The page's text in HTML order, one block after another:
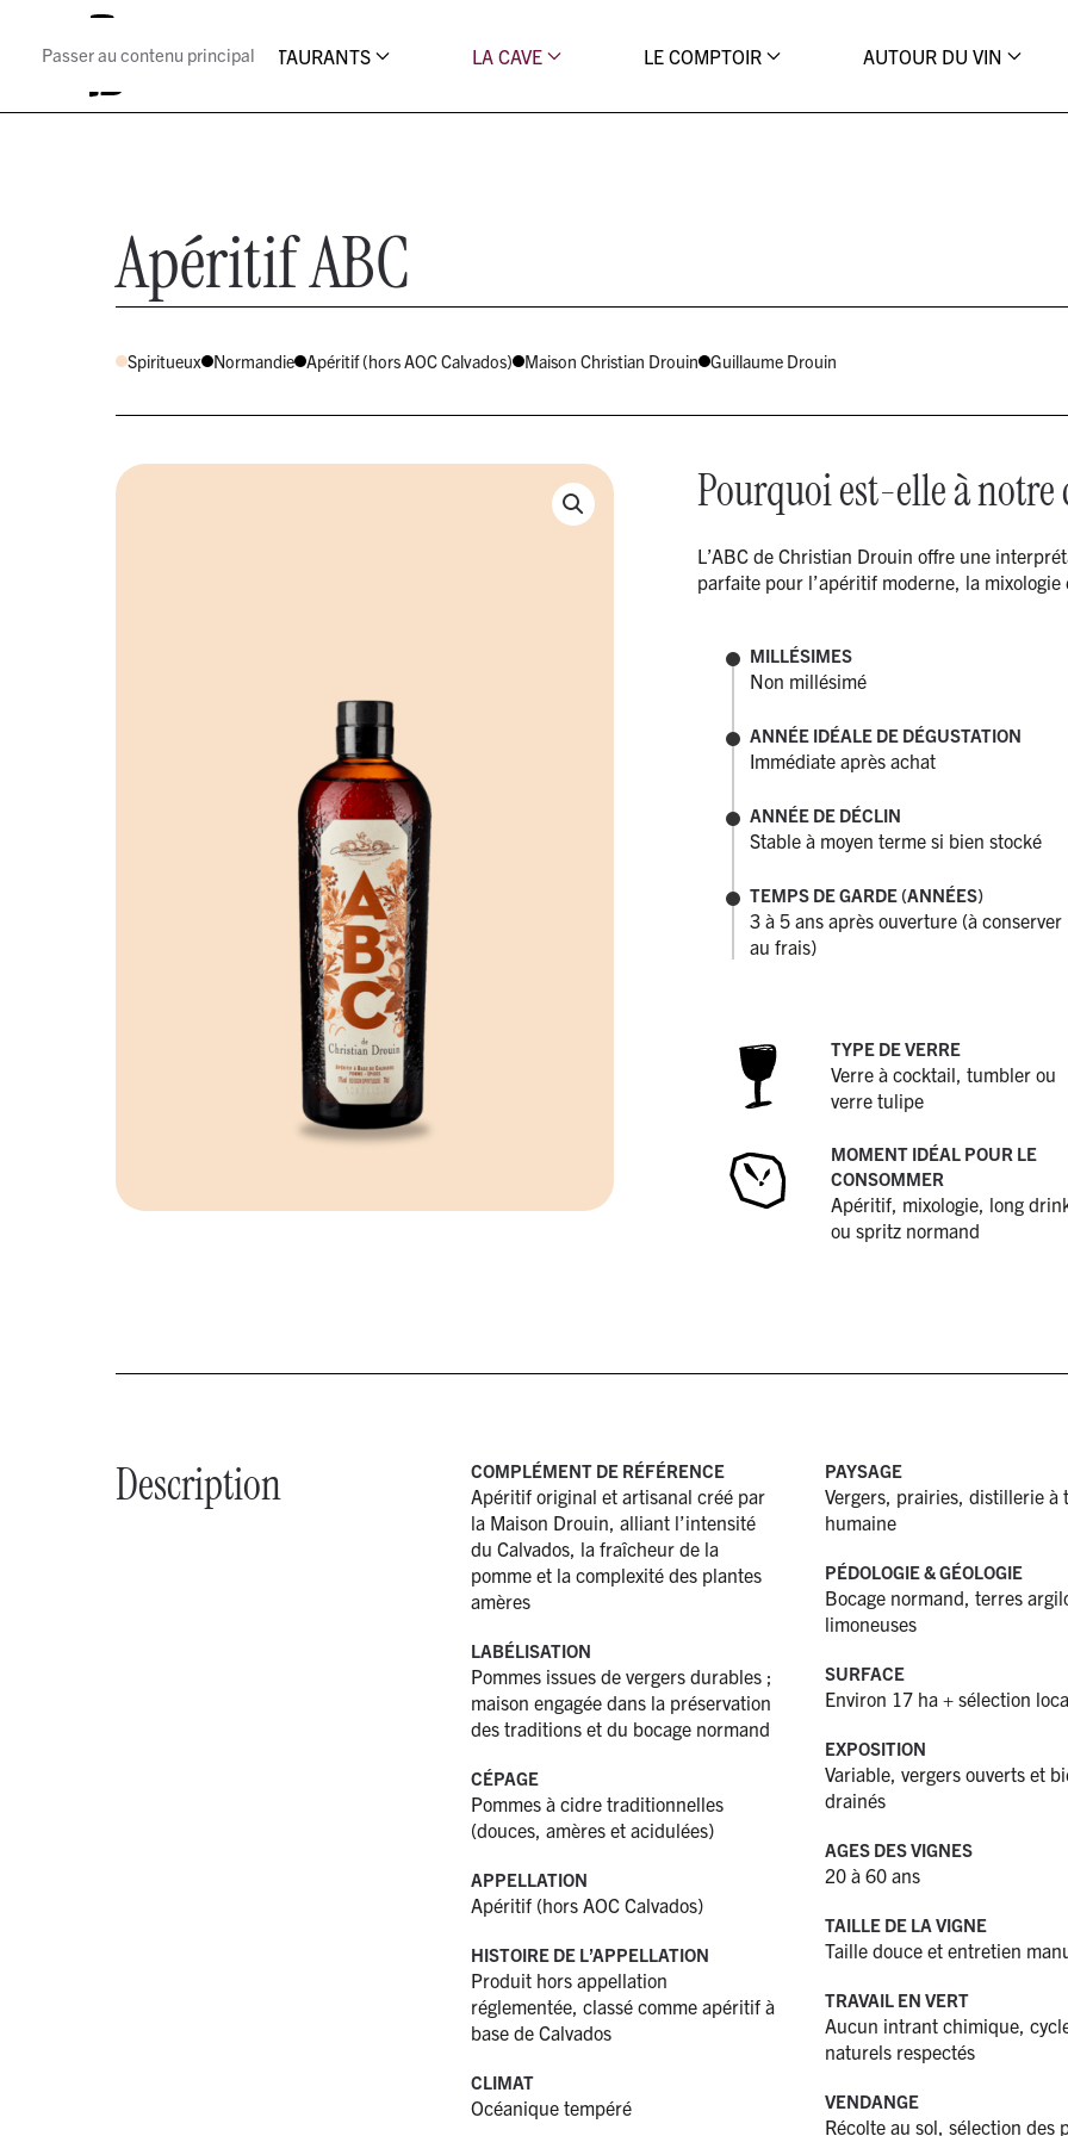
Passer au contenu principalLES RESTAURANTS LA CAVE LE COMPTOIR AUTOUR DU VIN
Apéritif ABC
Spiritueux Normandie Apéritif (hors AOC Calvados) Maison Christian Drouin Guillaume Drouin
Pourquoi est-elle à notre
L’ABC de Christian Drouin offre une
parfaite pour l’apéritif moderne, la
MILLÉSIMES
Non millésimé
ANNÉE IDÉALE DE DÉGUSTATION
Immédiate après achat
ANNÉE DE DÉCLIN
Stable à moyen terme si bien stocké
TEMPS DE GARDE (ANNÉES)
3 à 5 ans après ouverture (à conserver
au frais)
TYPE DE VERRE
Verre à cocktail, tumbler ou
verre tulipe
MOMENT IDÉAL POUR LE
CONSOMMER
Apéritif, mixologie, long
ou spritz normand
Description COMPLÉMENT DE RÉFÉRENCE
Apéritif original et artisanal créé par
la Maison Drouin, alliant l’intensité
du Calvados, la fraîcheur de la
pomme et la complexité des plantes
amères
LABÉLISATION
Pommes issues de vergers durables ;
maison engagée dans la préservation
des traditions et du bocage normand
CÉPAGE
Pommes à cidre traditionnelles
(douces, amères et acidulées)
APPELLATION
Apéritif (hors AOC Calvados)
HISTOIRE DE L’APPELLATION
Produit hors appellation
réglementée, classé comme apéritif à
base de Calvados
CLIMAT
Océanique tempéré
PAYSAGE
Vergers, prairies, distillerie à
humaine
PÉDOLOGIE & GÉOLOGIE
Bocage normand, terres
limoneuses
SURFACE
Environ 17 ha + sélection
EXPOSITION
Variable, vergers ouverts et
drainés
AGES DES VIGNES
20 à 60 ans
TAILLE DE LA VIGNE
Taille douce et entretien
TRAVAIL EN VERT
Aucun intrant chimique,
naturels respectés
VENDANGE
Récolte au sol, sélection des